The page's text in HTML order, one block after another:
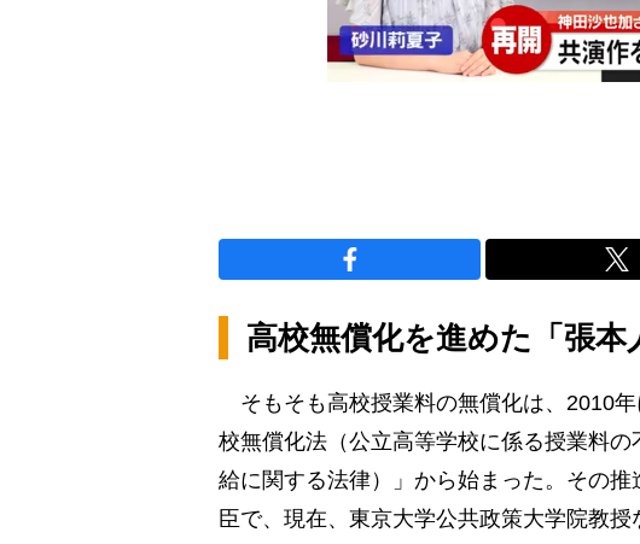
高校無償化を進めた「張本
そもそも高校授業料の無償化は、2010
校無償化法（公立高等学校に係る授業料
給に関する法律）」から始まった。その
臣で、現在、東京大学公共政策大学院教